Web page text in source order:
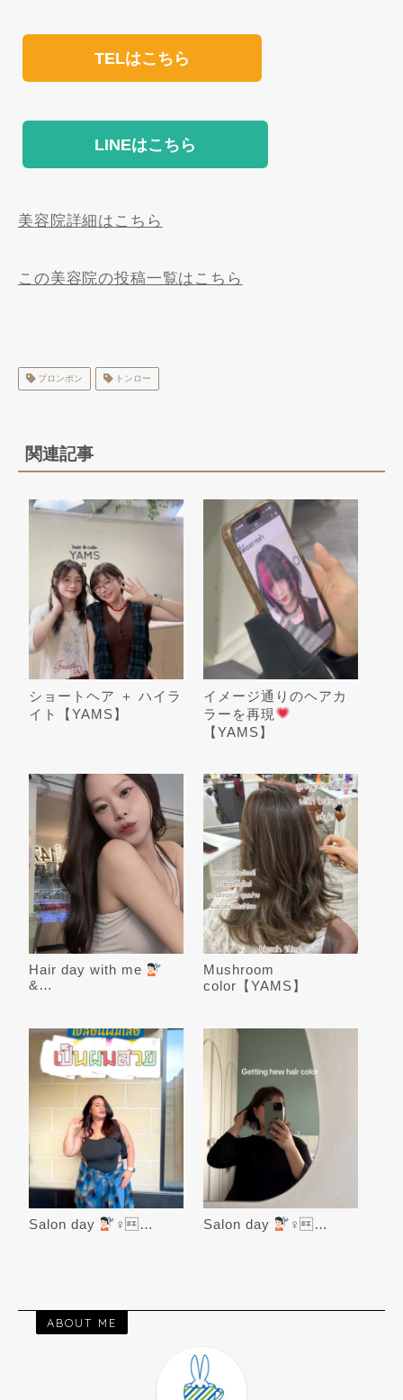
TELはこちら
LINEはこちら
美容院詳細はこちら
この美容院の投稿一覧はこちら
プロンポン トンロー
関連記事
ショートヘア ＋ ハイラ
イト【YAMS】
イメージ通りのヘアカ
ラーを再現
【YAMS】
Hair day with me
‍&…
Mushroom
color【YAMS】
Salon day ‍♀… Salon day ‍♀…
ABOUT ME